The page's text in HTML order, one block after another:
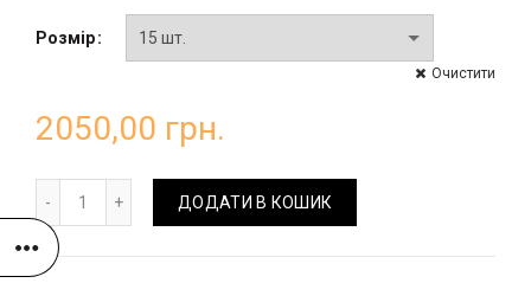
Розмір
Очистити
2050,00 грн.
ДОДАТИ В КОШИК